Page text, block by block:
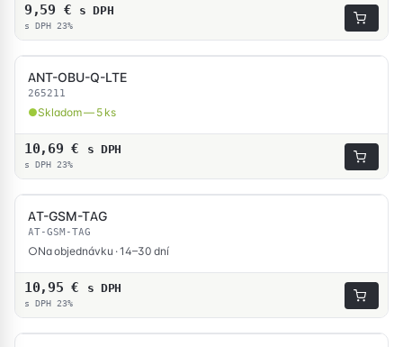
9,59 € s DPH
s DPH 23%
SKLADOM
ANT-OBU-Q-LTE
265211
Skladom — 5 ks
10,69€ s DPH
s DPH 23%
AT-GSM-TAG
AT-GSM-TAG
Na objednávku · 14–30 dní
10,95€ s DPH
s DPH 23%